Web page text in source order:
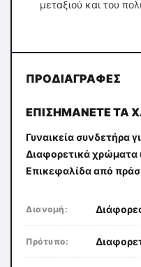
μεταξιού και του
ΠΡΟΔΙΑΓΡΑΦΈΣ
ΕΠΙΣΗΜΆΝΕΤΕ ΤΑ
Γυναικεία συνδετήρα
Διαφορετικά χρώματα
Επικεφαλίδα από
Διανομή:
Πρότυπο: